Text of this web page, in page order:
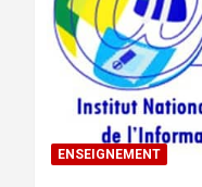
ENSEIGNEMENT